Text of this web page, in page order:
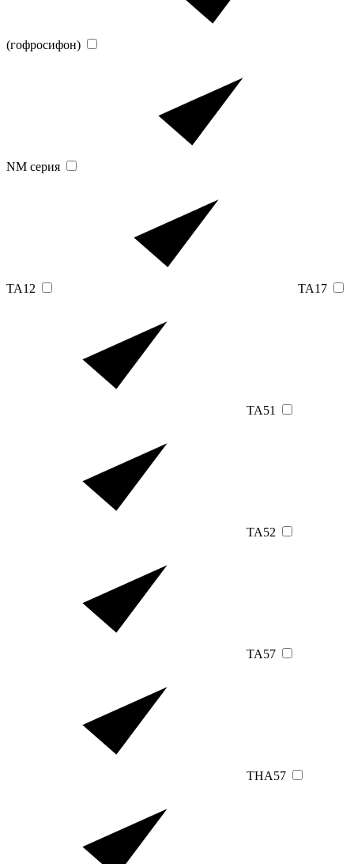
(гофросифон)
NM серия
TA12 TA17
TA51
TA52
TA57
THA57